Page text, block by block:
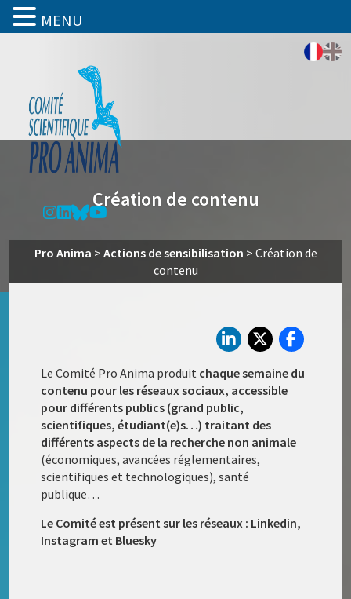
Création de contenu
Pro Anima > Actions de sensibilisation > Création de
contenu
Le Comité Pro Anima produit chaque semaine du
contenu pour les réseaux sociaux, accessible
pour différents publics (grand public,
scientifiques, étudiant(e)s…) traitant des
différents aspects de la recherche non animale
(économiques, avancées réglementaires,
scientifiques et technologiques), santé
publique…
Le Comité est présent sur les réseaux : Linkedin,
Instagram et Bluesky
MENU